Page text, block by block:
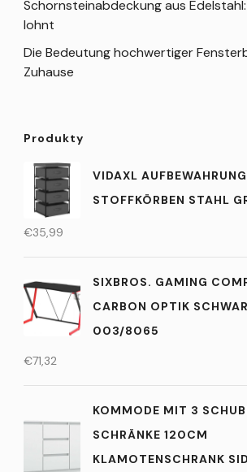
Schornsteinabdeckung aus
lohnt
Die Bedeutung hochwertiger
Zuhause
Produkty
VIDAXL
STOFFKÖRBEN STAHL
€35,99
SIXBROS. GAMING
CARBON OPTIK
003/8065
€71,32
KOMMODE MIT 3
SCHRÄNKE 120CM
KLAMOTENSCHRANK